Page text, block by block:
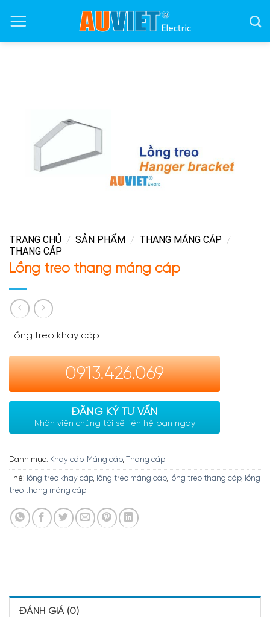
TRANG CHỦ / SẢN PHẨM / THANG MÁNG CÁP /
THANG CÁP
Lồng treo thang máng cáp
Lồng treo khay cáp
0913.426.069
ĐĂNG KÝ TƯ VẤN
Nhân viên chúng tôi sẽ liên hệ bạn ngay
Danh mục: Khay cáp, Máng cáp, Thang cáp
Thẻ: lồng treo khay cáp, lồng treo máng cáp, lồng treo thang cáp, lồng
treo thang máng cáp
ĐÁNH GIÁ (0)